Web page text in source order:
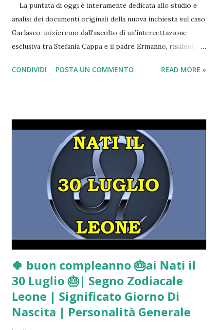
La puntata di oggi è interamente dedicata allo studio e
analisi dei documenti originali della nuova inchiesta sul caso
Garlasco: inizieremo dall’ascolto di un’intercettazione
esclusiva tra Stefania Cappa e il padre Ermanno, risalente al
Tromello) nella quale è palpabile l’agitazione di Stefania in
Bruscagin, Marco Panzarasa, la nonna di Mattia Capra e la
ex fidanzata di Sempio, scoprendo dettagli che non sono
ancora arrivati al grande pubblico. FEBBRE DA GARLASCO?
CLICCA QUI
CONDIVIDI POSTA UN COMMENTO READ MORE »
🍀 buon compleanno 🎂ai Nati il
30 Luglio 🎂| Segno Zodiacale
Leone | Significato Giorno Di
Nascita | Personalità Generale